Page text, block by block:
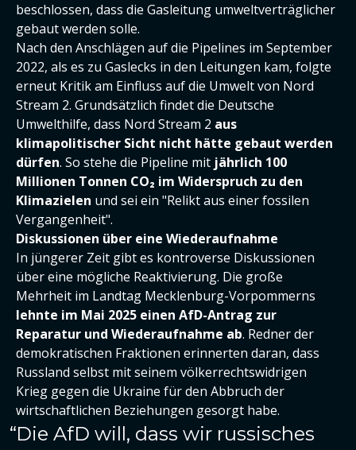
beschlossen, dass die Gasleitung umweltverträglicher
gebaut werden solle.
Nach den Anschlägen auf die Pipelines im September
2022, als es zu Gaslecks in den Leitungen kam, folgte
erneut Kritik am Einfluss auf die Umwelt von Nord
Stream 2. Grundsätzlich findet die Deutsche
Umwelthilfe, dass Nord Stream 2 aus
klimapolitischer Sicht nicht hätte gebaut werden
dürfen. So stehe die Pipeline mit jährlich 100
Millionen Tonnen CO₂ im Widerspruch zu den
Klimazielen und sei ein "Relikt aus einer fossilen
Vergangenheit".
Diskussionen über eine Wiederaufnahme
In jüngerer Zeit gibt es kontroverse Diskussionen
über eine mögliche Reaktivierung. Die große
Mehrheit im Landtag Mecklenburg-Vorpommerns
lehnte im Mai 2025 einen AfD-Antrag zur
Reparatur und Wiederaufnahme ab. Redner der
demokratischen Fraktionen erinnerten daran, dass
Russland selbst mit seinem völkerrechtswidrigen
Krieg gegen die Ukraine für den Abbruch der
wirtschaftlichen Beziehungen gesorgt habe.
Die AfD will, dass wir russisches